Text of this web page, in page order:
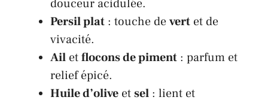
douceur acidulée.
Persil plat : touche devert et de
vivacité.
Ail etflocons de piment : parfum et
relief épicé.
Huile d’olive etsel : lient et